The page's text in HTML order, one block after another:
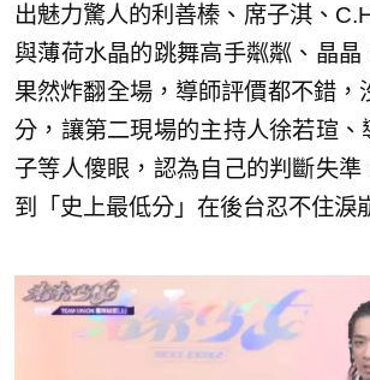
出魅力驚人的利善榛、席子淇、
與薄荷水晶的跳舞高手粼粼、晶晶
果然炸翻全場，導師評價都不錯，
分，讓第二現場的主持人徐若瑄、
子等人傻眼，認為自己的判斷失準
到「史上最低分」在後台忍不住淚